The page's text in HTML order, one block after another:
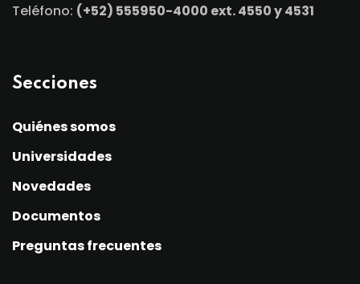
Teléfono: (+52) 555950-4000 ext. 4550 y 4531
Secciones
Quiénes somos
Universidades
Novedades
Documentos
Preguntas frecuentes